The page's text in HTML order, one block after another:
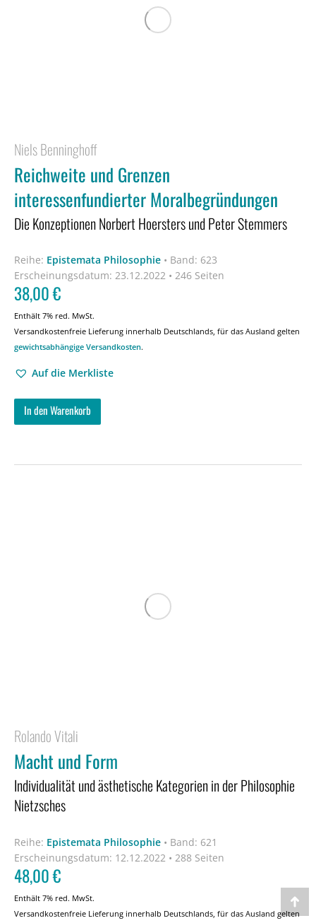
Niels Benninghoff
Reichweite und Grenzen
interessenfundierter Moralbegründungen
Die Konzeptionen Norbert Hoersters und Peter Stemmers
Reihe: Epistemata Philosophie • Band: 623
Erscheinungsdatum: 23.12.2022 • 246 Seiten
38,00€
Enthält 7% red. MwSt.
Versandkostenfreie Lieferung innerhalb Deutschlands, für das Ausland gelten
gewichtsabhängige Versandkosten.
Auf die Merkliste
In den Warenkorb
Rolando Vitali
Macht und Form
Individualität und ästhetische Kategorien in der Philosophie
Nietzsches
Reihe: Epistemata Philosophie • Band: 621
Erscheinungsdatum: 12.12.2022 • 288 Seiten
48,00€
Enthält 7% red. MwSt.
Versandkostenfreie Lieferung innerhalb Deutschlands, für das Ausland gelten
Go